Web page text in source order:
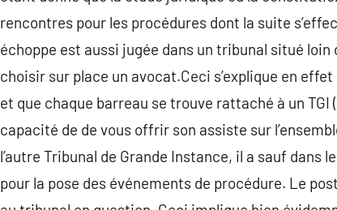
rencontres pour les procédures dont la suite
échoppe est aussi jugée dans un tribunal situé
choisir sur place un avocat.Ceci s’explique en
et que chaque barreau se trouve rattaché à un
capacité de de vous offrir son assiste sur
l’autre Tribunal de Grande Instance, il a sauf dans
pour la pose des événements de procédure. Le